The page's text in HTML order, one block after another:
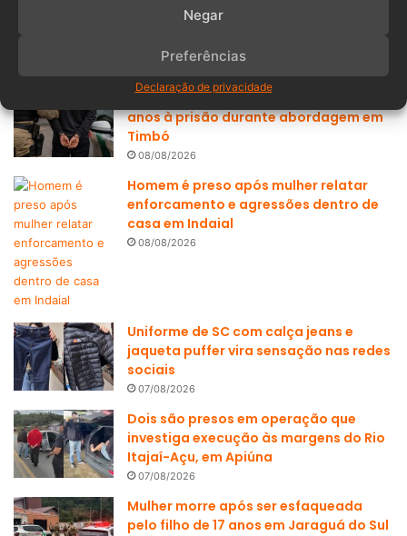
Negar
Preferências
Declaração de privacidade
Mandado em aberto leva homem de 35
anos à prisão durante abordagem em
Timbó
08/08/2026
Homem é preso após mulher relatar
enforcamento e agressões dentro de
casa em Indaial
08/08/2026
Uniforme de SC com calça jeans e
jaqueta puffer vira sensação nas redes
sociais
07/08/2026
Dois são presos em operação que
investiga execução às margens do Rio
Itajaí-Açu, em Apiúna
07/08/2026
Mulher morre após ser esfaqueada
pelo filho de 17 anos em Jaraguá do Sul